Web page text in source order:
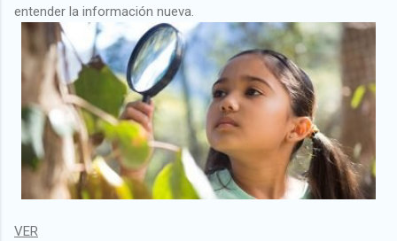
entender la información nueva.
VER